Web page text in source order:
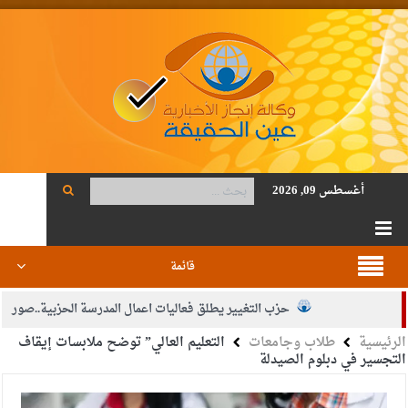
أغسطس 09, 2026
قائمة
حزب التغيير يطلق فعاليات اعمال المدرسة الحزبية..صور
الجيش يفتح باب التجنيد لحملة البكالوريوس في الحقوق والقانون
بيان اجتماع عمّان:دعم الوصاية الهاشمية التاريخية على المقدسات
الرئيسية طلاب وجامعات التعليم العالي” توضح ملابسات إيقاف
التجسير في دبلوم الصيدلة